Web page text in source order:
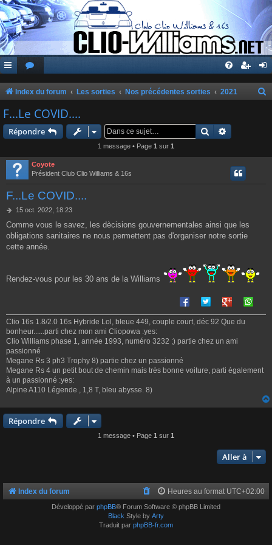
Index du forum Les sorties Nos précédentes sorties 2021
F...Le COVID....
Répondre Rechercher
1 message • Page 1 sur 1
Coyote
Président Club Clio Williams & 16s
F...Le COVID....
M
s
s
a
15 oct. 2022, 18:23
Comme vous le savez, les dècisions gouvernementales ainsi que les
obligations sanitaires ne nous permettent pas d'organiser notre sortie
cette année.
Rendez-vous pour les 30 ans de la Williams
Clio 16s 1.8/2.0 16s Hybride Lol, bleue 449, couple court, déc 92 Que du
bonheur......parti chez mon ami Cliopowa :yes:
Clio Williams phase 1, année 1993, numéro 3232 ;) partie chez un ami
passionné
Megane Rs 3 ph3 Trophy 8) partie chez un passionné
Megane Rs 4 un petit bout de chemin mais très bonne voiture, parti également
à un passionné :yes:
Alpine A110 Légende , 1,8 T, bleu abysse. 8)
Répondre
1 message • Page 1 sur 1
Aller à
Index du forum Heures au format UTC+02:00
Développé par phpBB® Forum Software © phpBB Limited
Black Style by Arty
Traduit par phpBB-fr.com